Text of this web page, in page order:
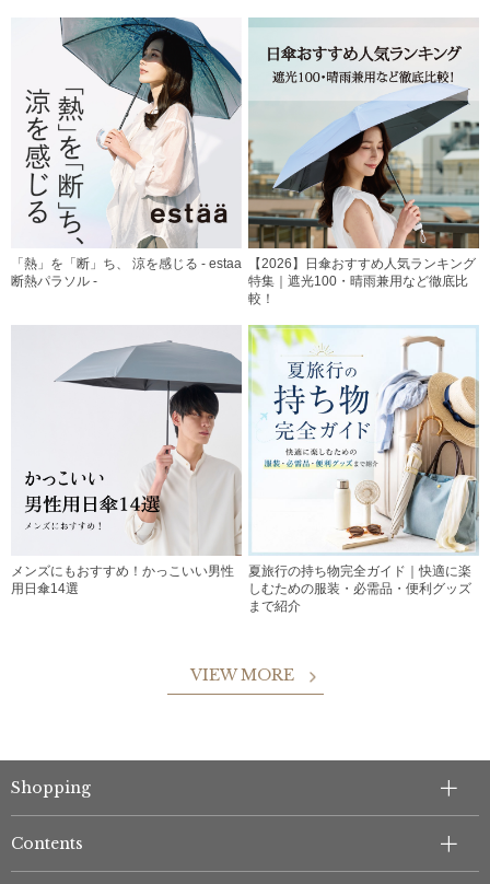
「熱」を「断」ち、 涼を感じる - estaa
断熱パラソル -
【2026】日傘おすすめ人気ランキング
特集｜遮光100・晴雨兼用など徹底比
較！
メンズにもおすすめ！かっこいい男性
用日傘14選
夏旅行の持ち物完全ガイド｜快適に楽
しむための服装・必需品・便利グッズ
まで紹介
VIEW MORE
Shopping
Contents